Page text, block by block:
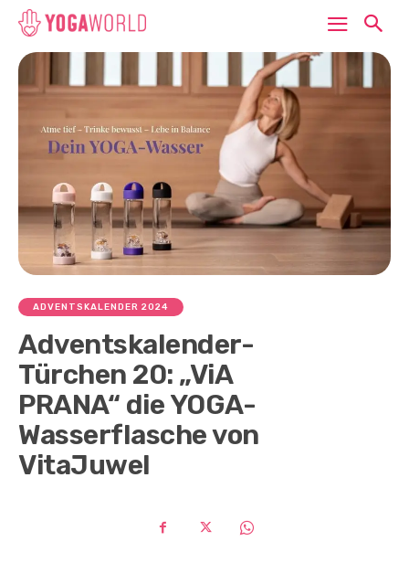
ADVENTSKALENDER 2024
Adventskalender-
Türchen 20: „ViA
PRANA“ die YOGA-
Wasserflasche von
VitaJuwel